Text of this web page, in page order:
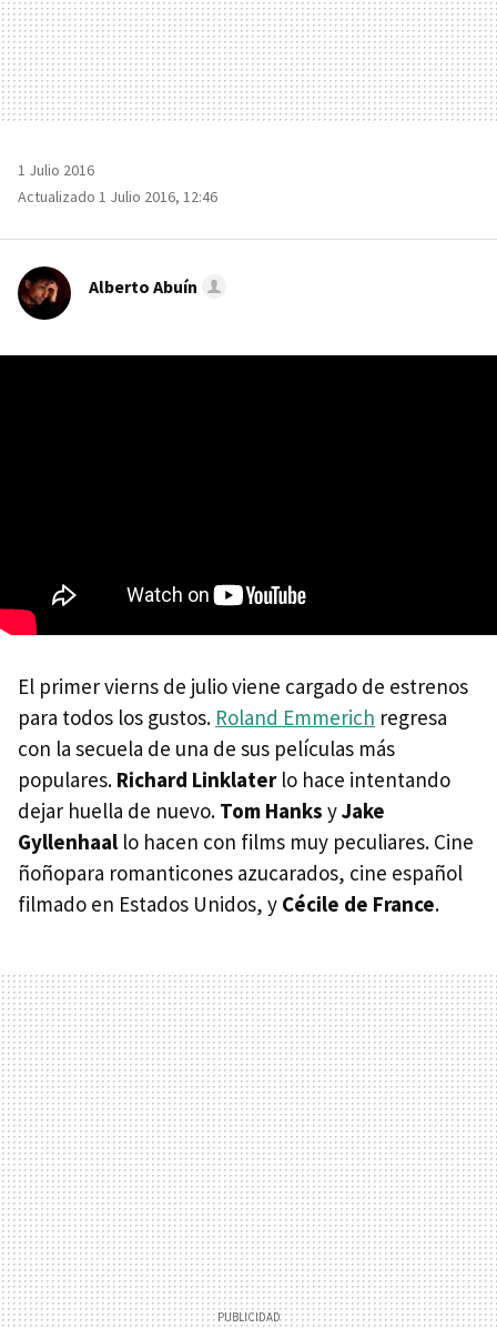
1 Julio 2016
Actualizado 1 Julio 2016, 12:46
Alberto Abuín
El primer vierns de julio viene cargado de estrenos
para todos los gustos. Roland Emmerich regresa
con la secuela de una de sus películas más
populares. Richard Linklaterlo hace intentando
dejar huella de nuevo. Tom Hanks yJake
Gyllenhaal lo hacen con films muy peculiares. Cine
ñoñopara romanticones azucarados, cine español
filmado en Estados Unidos, y Cécile de France.